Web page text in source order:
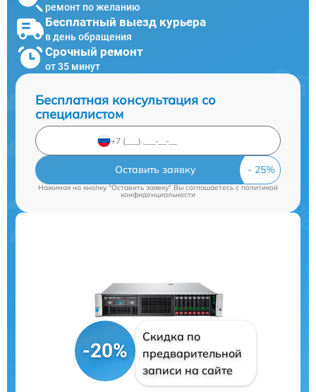
ремонт по желанию
Бесплатный выезд курьера
в день обращения
Срочный ремонт
от 35 минут
Бесплатная консультация со
специалистом
Оставить заявку
Нажимая на кнопку "Оставить заявку" Вы соглашаетесь cполитикой
конфиденциальности
-20%
Скидка по
предварительной
записи на сайте